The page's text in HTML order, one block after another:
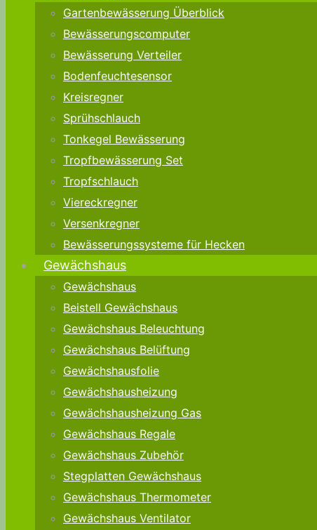
Gartenbewässerung Überblick
Bewässerungscomputer
Bewässerung Verteiler
Bodenfeuchtesensor
Kreisregner
Sprühschlauch
Tonkegel Bewässerung
Tropfbewässerung Set
Tropfschlauch
Viereckregner
Versenkregner
Bewässerungssysteme für Hecken
Gewächshaus
Gewächshaus
Beistell Gewächshaus
Gewächshaus Beleuchtung
Gewächshaus Belüftung
Gewächshausfolie
Gewächshausheizung
Gewächshausheizung Gas
Gewächshaus Regale
Gewächshaus Zubehör
Stegplatten Gewächshaus
Gewächshaus Thermometer
Gewächshaus Ventilator